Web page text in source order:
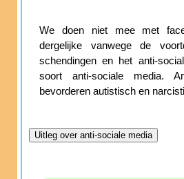
We doen niet mee met
dergelijke vanwege de
schendingen en het anti-
soort anti-sociale media.
bevorderen autistisch en